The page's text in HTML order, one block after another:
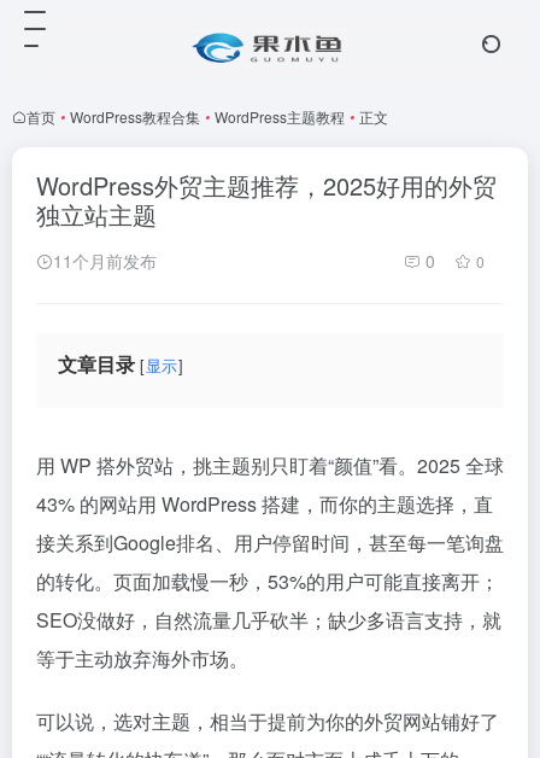
首页 • WordPress教程合集 • WordPress主题教程 • 正文
WordPress外贸主题推荐，2025好用的外贸
独立站主题
11个月前发布 0 0
文章目录 显示
用 WP 搭外贸站，挑主题别只盯着“颜值”看。2025 全球
43% 的网站用 WordPress 搭建，而你的主题选择，直
接关系到Google排名、用户停留时间，甚至每一笔询盘
的转化。页面加载慢一秒，53%的用户可能直接离开；
SEO没做好，自然流量几乎砍半；缺少多语言支持，就
等于主动放弃海外市场。
可以说，选对主题，相当于提前为你的外贸网站铺好了